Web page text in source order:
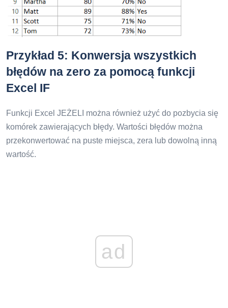
Przykład 5: Konwersja wszystkich
błędów na zero za pomocą funkcji
Excel IF
Funkcji Excel JEŻELI można również użyć do pozbycia się
komórek zawierających błędy. Wartości błędów można
przekonwertować na puste miejsca, zera lub dowolną inną
wartość.
ad